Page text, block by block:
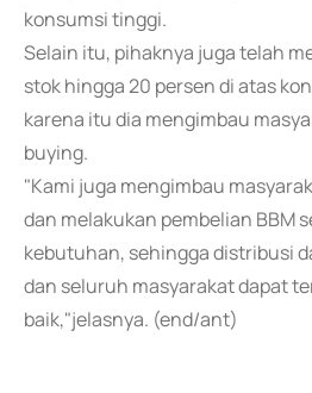
konsumsi tinggi.
Selain itu, pihaknya juga telah
stok hingga 20 persen di atas
karena itu dia mengimbau
buying.
"Kami juga mengimbau
dan melakukan pembelian BBM
kebutuhan, sehingga distribusi
dan seluruh masyarakat dapat
baik,"jelasnya. (end/ant)